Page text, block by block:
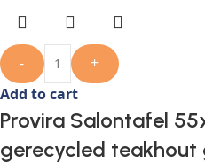
-
+
Add to cart
Provira Salontafel
gerecycled teakhout